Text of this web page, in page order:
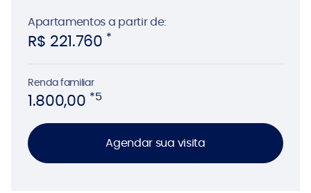
Apartamentosa partir de:
R$ 221.760 *
Renda familiar
1.800,00 *5
Agendar sua visita